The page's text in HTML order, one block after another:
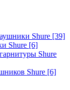
Shure [39]
Shure [6]
Shure
Shure [6]